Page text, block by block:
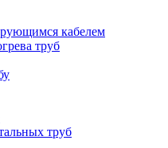
кабелем
труб
труб